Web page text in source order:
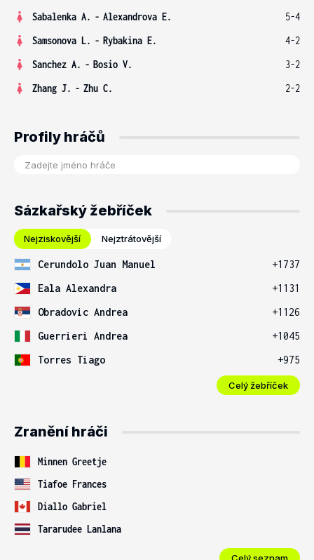
Sabalenka A. - Alexandrova E.
5-4
Samsonova L. - Rybakina E.
4-2
Sanchez A. - Bosio V.
3-2
Zhang J. - Zhu C. 2-2
Profily hráčů
Sázkařský žebříček
Nejziskovější Nejztrátovější
Cerundolo Juan Manuel
+1737
Eala Alexandra
+1131
Obradovic Andrea
+1126
Guerrieri Andrea
+1045
Torres Tiago
+975
Celý žebříček
Zranění hráči
Minnen Greetje
Tiafoe Frances
Diallo Gabriel
Tararudee Lanlana
Celý seznam